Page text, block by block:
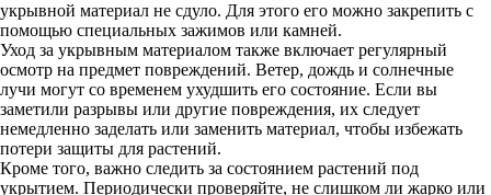
укрывной материал не сдуло. Для этого его можно закрепить с
помощью специальных зажимов или камней.
Уход за укрывным материалом также включает регулярный
осмотр на предмет повреждений. Ветер, дождь и солнечные
лучи могут со временем ухудшить его состояние. Если вы
заметили разрывы или другие повреждения, их следует
немедленно заделать или заменить материал, чтобы избежать
потери защиты для растений.
Кроме того, важно следить за состоянием растений под
укрытием. Периодически проверяйте, не слишком ли жарко или